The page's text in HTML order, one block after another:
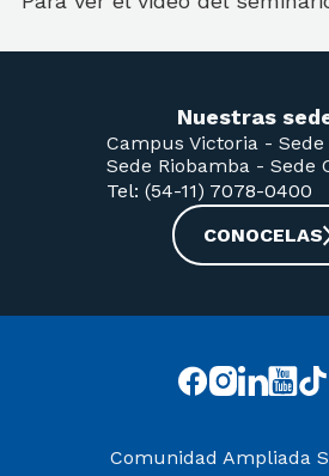
Nuestras
Campus Victoria -
Sede Riobamba - Sede
Tel: (54-11) 7078-0400
CONOCELAS
Comunidad Ampliada